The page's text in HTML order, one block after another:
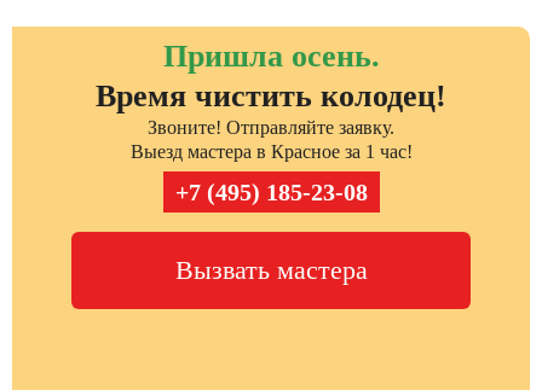
Пришла осень.
Время чистить колодец!
Звоните! Отправляйте заявку.
Выезд мастера в Красное за 1 час!
+7 (495) 185-23-08
Вызвать мастера